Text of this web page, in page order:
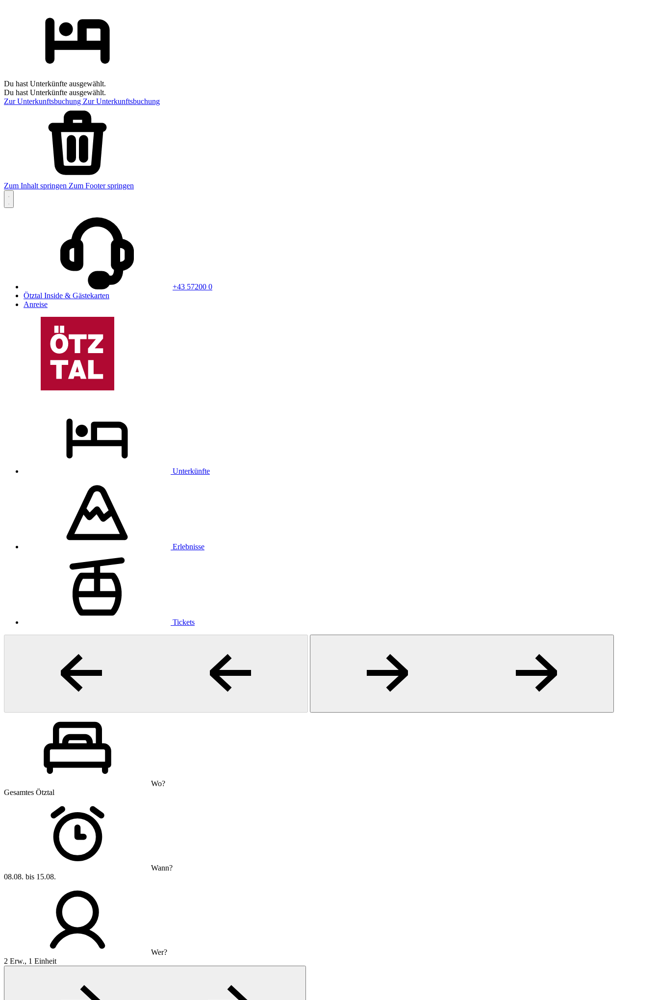
Du hast Unterkünfte ausgewählt.
Du hast Unterkünfte ausgewählt.
Zur Unterkunftsbuchung Zur Unterkunftsbuchung
Zum Inhalt springen Zum Footer springen
+43 57200 0
Ötztal Inside & Gästekarten
Anreise
Unterkünfte
Erlebnisse
Tickets
Wo?
Gesamtes Ötztal
Wann?
08.08. bis 15.08.
Wer?
2 Erw., 1 Einheit